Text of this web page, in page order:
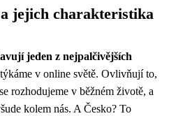
jejich charakteristika
jeden z nejpalčivějších
v online světě. Ovlivňují to,
rozhodujeme v běžném životě, a
kolem nás. A Česko? To